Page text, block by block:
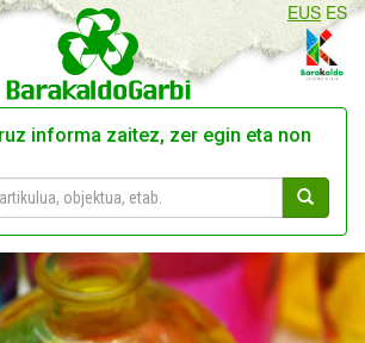
EUS ES
informa zaitez, zer egin eta non